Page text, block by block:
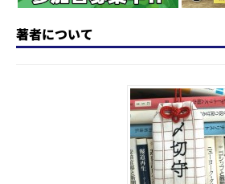
著者について